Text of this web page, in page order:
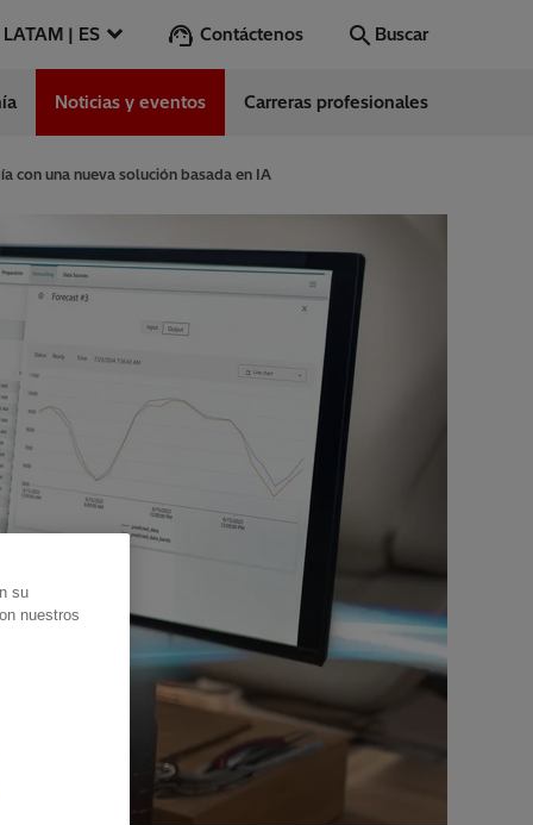
LATAM | ES
Vamos
Contáctenos Buscar
Buscar
Center
Noticias y eventos Carreras profesionales
con una nueva solución basada en IA
su
nuestros